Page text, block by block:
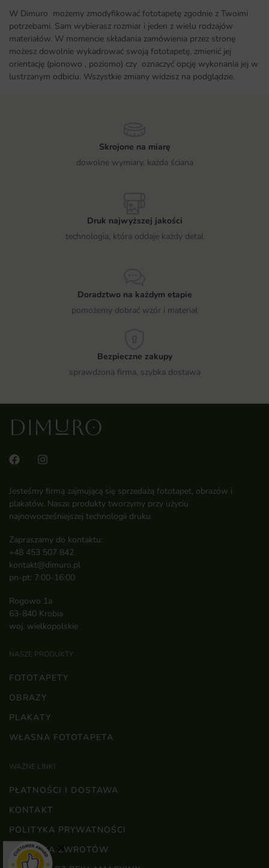
W Dimuro możemy zmodyfikować fototapetę zgodnie z Twoimi
potrzebami. Sam wybierasz rozmiar i jeden z wielu rodzajów
materiałów. W momencie składania zamówienia przez stronę
możesz dowolnie wykadrować swoją fototapetę, zmienić jej
orientację (pionowo , poziomo) czy oznaczyć opcję wykonania jej w
lustrzanym odbiciu. Wszystkie zmiany widzisz na podglądzie.
Skrojone na miarę
dowolne wymiary, każda ściana
Druk najwyższej jakości
technologia, która oddaje każdy detal
Doradztwo na każdym etapie
pomożemy dobrać wzór i materiał
Bezpieczne zakupy
sprawdzona firma, szybka dostawa
Jesteśmy firmą zajmującą się sprzedażą fototapet, obrazów i
plakatów. Nasze produkty tworzymy przy użyciu
najnowocześniejszej technologii druku.
Zapraszamy do kontaktu:
+48 453 507 842
kontakt@dimuro.pl
pn-pt: 7:00-16:00
Rogowo 1a
63-840 Krobia
woj. wielkopolskie
NASZE PRODUKTY
FOTOTAPETY
OBRAZY
PLAKATY
WŁASNA FOTOTAPETA
WAŻNE LINKI
PŁATNOŚCI I DOSTAWA
KONTAKT
POLITYKA PRYWATNOŚCI
POLITYKA ZWROTÓW
×